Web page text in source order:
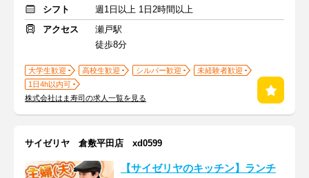
シフト
週1日以上 1日2時間以上
アクセス
瀬戸駅
徒歩8分
大学生歓迎 高校生歓迎 シルバー歓迎
未経験者歓迎
1日4h以内可
株式会社はま寿司の求人一覧を見る
サイゼリヤ 倉敷平田店 xd0599
【サイゼリヤのキッチン】ランチ